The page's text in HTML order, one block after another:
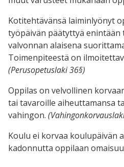
Kotitehtävänsä laiminlyönyt
työpäivän päätyttyä
valvonnan alaisena
Toimenpiteestä on
(Perusopetuslaki 36§)
Oppilas on velvollinen
tai tavaroille aiheuttamansa
vahingon.
Koulu ei korvaa koulupäivän
kadonnutta oppilaan